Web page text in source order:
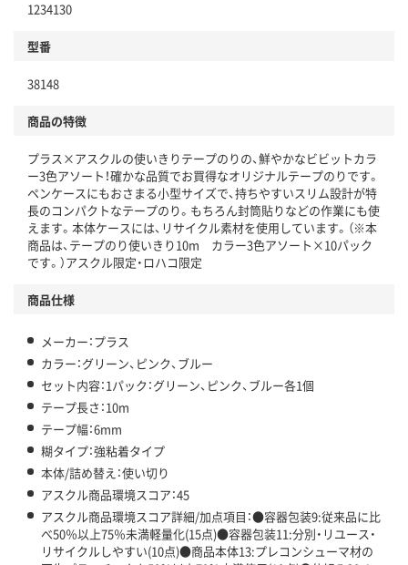
仕組
この商品の環境配慮ポイントです。下記商品詳細「
アスクル商品環境スコア詳細／加点項目
」で確認できます。
1234130
型番
38148
商品の特徴
プラス×アスクルの使いきりテープのりの、鮮やかなビビットカラ
ー3色アソート！確かな品質でお買得なオリジナルテープのりです。
ペンケースにもおさまる小型サイズで、持ちやすいスリム設計が特
長のコンパクトなテープのり。もちろん封筒貼りなどの作業にも使
えます。本体ケースには、リサイクル素材を使用しています。（※本
商品は、テープのり使いきり10m カラー3色アソート×10パック
です。）アスクル限定・ロハコ限定
商品仕様
メーカー：プラス
カラー：グリーン、ピンク、ブルー
セット内容：1パック：グリーン、ピンク、ブルー各1個
テープ長さ：10m
テープ幅：6mm
糊タイプ：強粘着タイプ
本体/詰め替え：使い切り
アスクル商品環境スコア：45
アスクル商品環境スコア詳細/加点項目：●容器包装9:従来品に比
べ50％以上75％未満軽量化(15点)●容器包装11:分別・リユース・
リサイクルしやすい(10点)●商品本体13:プレコンシューマ材の